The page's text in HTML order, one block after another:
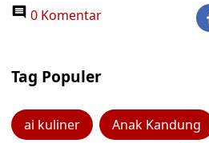
0 Komentar
Tag Populer
ai kuliner Anak Kandung